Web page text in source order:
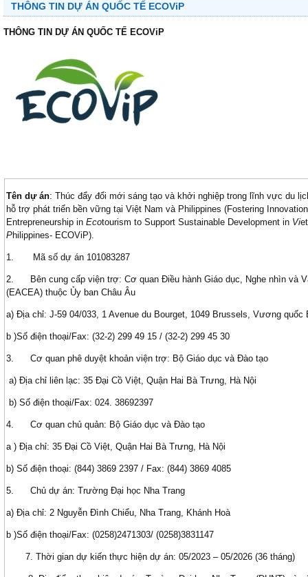
THÔNG TIN DỰ ÁN QUỐC TẾ ECOViP
THÔNG TIN DỰ ÁN QUỐC TẾ ECOViP
Tên dự án: Thúc đẩy đổi mới sáng tạo và khởi nghiệp trong lĩnh vực du
hỗ trợ phát triển bền vững tại Việt Nam và Philippines (Fostering
Entrepreneurship in Ecotourism to Support Sustainable Development in Vi
Philippines- ECOViP).
1. Mã số dự án 101083287
2. Bên cung cấp viện trợ: Cơ quan Điều hành Giáo dục, Nghe nhìn và
(EACEA) thuộc Ủy ban Châu Âu
a) Địa chỉ: J-59 04/033, 1 Avenue du Bourget, 1049 Brussels, Vương quốc
b )Số điện thoại/Fax: (32-2) 299 49 15 / (32-2) 299 45 30
3. Cơ quan phê duyệt khoản viện trợ: Bộ Giáo dục và Đào tạo
a) Địa chỉ liên lạc: 35 Đại Cồ Việt, Quận Hai Bà Trưng, Hà Nội
b) Số điện thoại/Fax: 024. 38692397
4. Cơ quan chủ quản: Bộ Giáo dục và Đào tạo
a ) Địa chỉ: 35 Đại Cồ Việt, Quận Hai Bà Trưng, Hà Nội
b) Số điện thoại: (844) 3869 2397 / Fax: (844) 3869 4085
5. Chủ dự án: Trường Đại học Nha Trang
a) Địa chỉ: 2 Nguyễn Đình Chiểu, Nha Trang, Khánh Hoà
b )Số điện thoại/Fax: (0258)2471303/ (0258)3831147
7. Thời gian dự kiến thực hiện dự án: 05/2023 – 05/2026 (36 tháng)